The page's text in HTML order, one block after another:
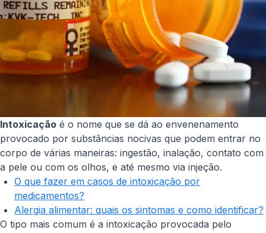
Intoxicação é o nome que se dá ao envenenamento
provocado por substâncias nocivas que podem entrar no
corpo de várias maneiras: ingestão, inalação, contato com
a pele ou com os olhos, e até mesmo via injeção.
O que fazer em casos de intoxicação por
medicamentos?
Alergia alimentar: quais os sintomas e como identificar?
O tipo mais comum é a intoxicação provocada pelo